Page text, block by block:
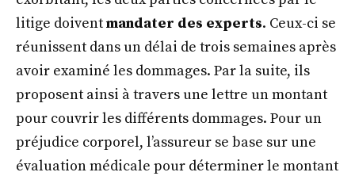
litige doiventmandater des experts. Ceux-ci se
réunissent dans un délai de trois semaines après
avoir examiné les dommages. Par la suite, ils
proposent ainsi à travers une lettre un montant
pour couvrir les différents dommages. Pour un
préjudice corporel, l’assureur se base sur une
évaluation médicale pour déterminer le montant